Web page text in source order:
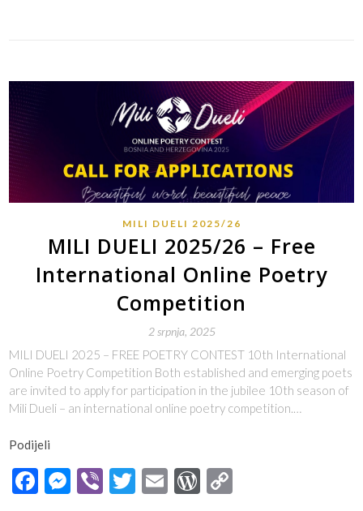
MILI DUELI 2025/26
MILI DUELI 2025/26 – Free
International Online Poetry
Competition
2 srpnja, 2025
MILI DUELI 2025 – FREE POETRY CONTEST 10th International
Online Poetry Competition Both established and emerging poets
are invited to apply for participation in the jubilee 10th season of
Mili Dueli – an international online poetry competition.…
Podijeli
Facebook
Messenger
ViberTwitter
EmailWordPress